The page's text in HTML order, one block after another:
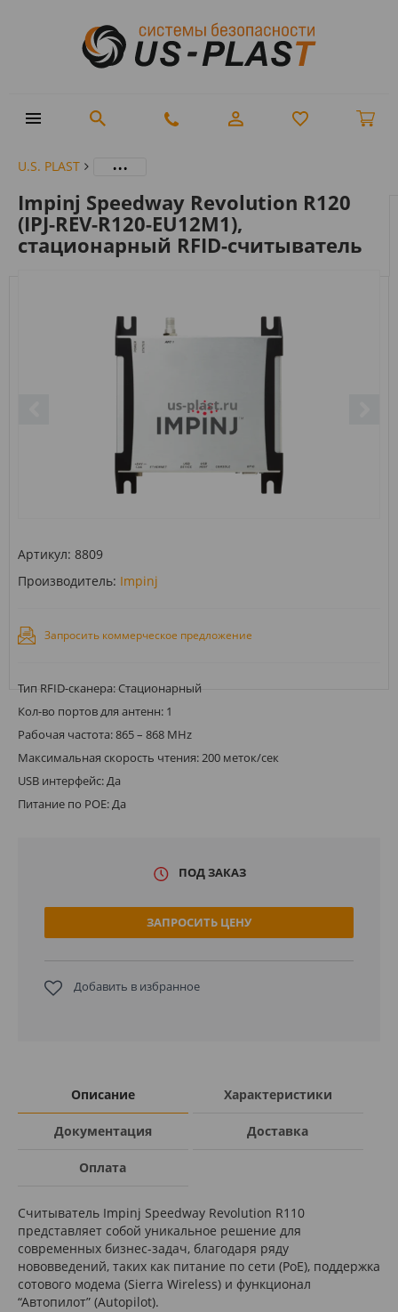
U.S. PLAST ...
Impinj Speedway Revolution R120
(IPJ-REV-R120-EU12M1),
стационарный RFID-считыватель
Артикул: 8809
Производитель: Impinj
Запросить коммерческое предложение
Тип RFID-сканера: Стационарный
Кол-во портов для антенн: 1
Рабочая частота: 865 – 868 MHz
Максимальная скорость чтения: 200 меток/сек
USB интерфейс: Да
Питание по POE: Да
ПОД ЗАКАЗ
ЗАПРОСИТЬ ЦЕНУ
Добавить в избранное
Описание Характеристики
Документация Доставка
Оплата
Считыватель Impinj Speedway Revolution R110
представляет собой уникальное решение для
современных бизнес-задач, благодаря ряду
нововведений, таких как питание по сети (PoE), поддержка
сотового модема (Sierra Wireless) и функционал
“Автопилот” (Autopilot).